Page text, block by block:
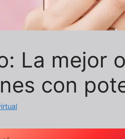
La mejor
con